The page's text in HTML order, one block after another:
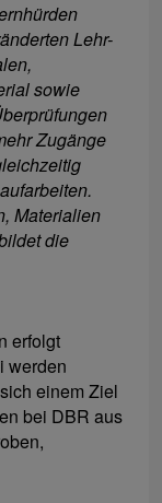
Lehr-
sowie
Zugänge
Materialien
die
erfolgt
werden
einem Ziel
bei DBR aus